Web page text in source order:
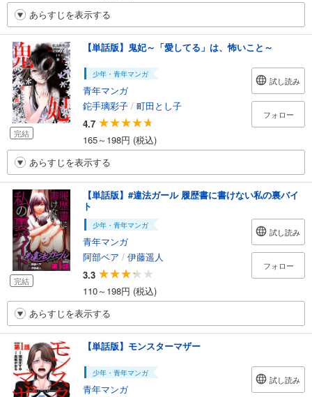
あらすじを表示する
完結
【単話版】鬼妃～「愛してる」は、怖いこと～
少年・青年マンガ
青年マンガ
鉈手璃彩子 / 町田とし子
4.7
165～198円 (税込)
試し読み
フォロー
あらすじを表示する
完結
【単話版】#違法ガール 履歴書に書けない私の裏バイ
ト
少年・青年マンガ
青年マンガ
阿部ベア / 伊藤遥人
3.3
110～198円 (税込)
試し読み
フォロー
あらすじを表示する
【単話版】モンスターマザー
少年・青年マンガ
青年マンガ
試し読み